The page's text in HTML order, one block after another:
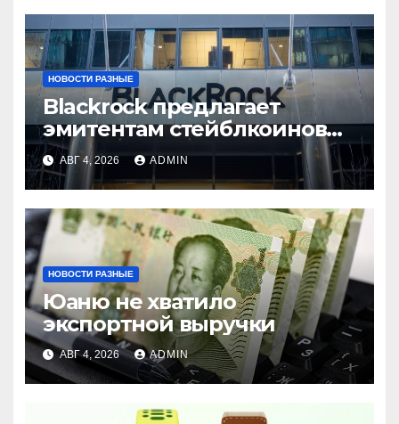
НОВОСТИ РАЗНЫЕ
Blackrock предлагает
эмитентам стейблкоинов
два токенизированных
фонда денежного рынка
АВГ 4, 2026 ADMIN
НОВОСТИ РАЗНЫЕ
Юаню не хватило
экспортной выручки
АВГ 4, 2026 ADMIN